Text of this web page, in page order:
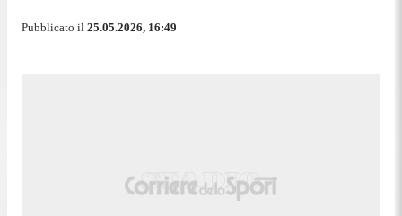
Pubblicato il 25.05.2026, 16:49